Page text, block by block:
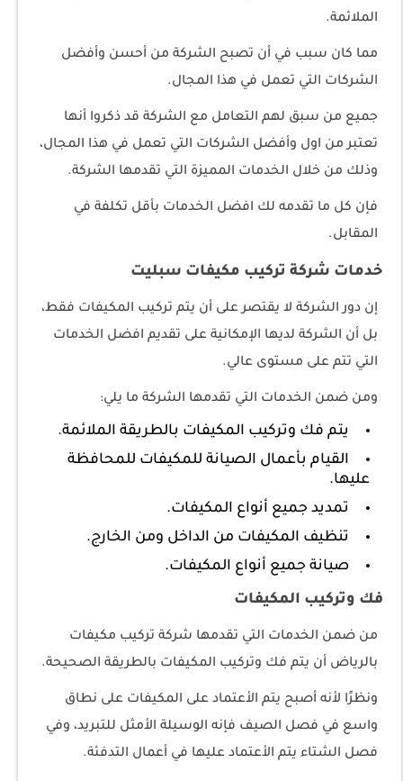
الملائمة.
مما كان سبب في أن تصبح الشركة من أحسن وأفضل
الشركات التي تعمل في هذا المجال.
جميع من سبق لهم التعامل مع الشركة قد ذكروا أنها
تعتبر من اول وأفضل الشركات التي تعمل في هذا المجال،
وذلك من خلال الخدمات المميزة التي تقدمها الشركة.
فإن كل ما تقدمه لك افضل الخدمات بأقل تكلفة في
المقابل.
خدمات شركة تركيب مكيفات سبليت
إن دور الشركة لا يقتصر على أن يتم تركيب المكيفات فقط،
بل أن الشركة لديها الإمكانية على تقديم افضل الخدمات
التي تتم على مستوى عالي.
ومن ضمن الخدمات التي تقدمها الشركة ما يلي:
يتم فك وتركيب المكيفات بالطريقة الملائمة.
القيام بأعمال الصيانة للمكيفات للمحافظة
عليها.
تمديد جميع أنواع المكيفات.
تنظيف المكيفات من الداخل ومن الخارج.
صيانة جميع أنواع المكيفات.
فك وتركيب المكيفات
من ضمن الخدمات التي تقدمها شركة تركيب مكيفات
بالرياض أن يتم فك وتركيب المكيفات بالطريقة الصحيحة.
ونظرًا لأنه أصبح يتم الأعتماد على المكيفات على نطاق
واسع في فصل الصيف فإنه الوسيلة الأمثل للتبريد، وفي
فصل الشتاء يتم الأعتماد عليها في أعمال التدفئة.